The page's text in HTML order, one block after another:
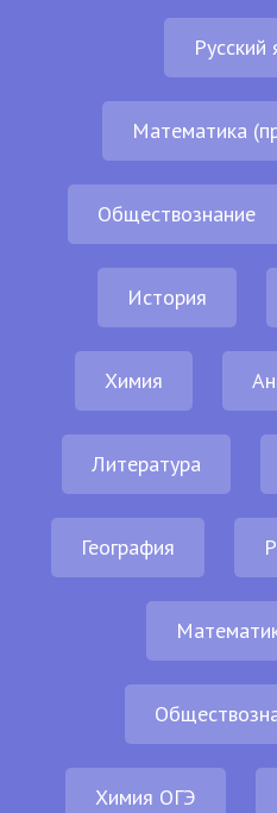
Русский
Математика
Обществознание
История
Химия
Литература
География
Химия ОГЭ